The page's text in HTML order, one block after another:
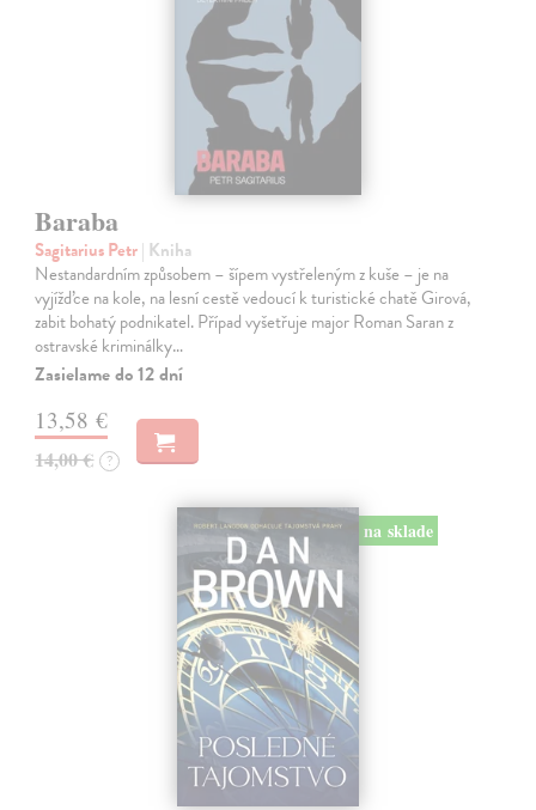
Baraba
Sagitarius Petr| Kniha
Nestandardním způsobem – šípem vystřeleným z kuše – je na
vyjížďce na kole, na lesní cestě vedoucí k turistické chatě Girová,
zabit bohatý podnikatel. Případ vyšetřuje major Roman Saran z
ostravské kriminálky…
Zasielame do 12 dní
13,58 €
14,00 € ?
na sklade